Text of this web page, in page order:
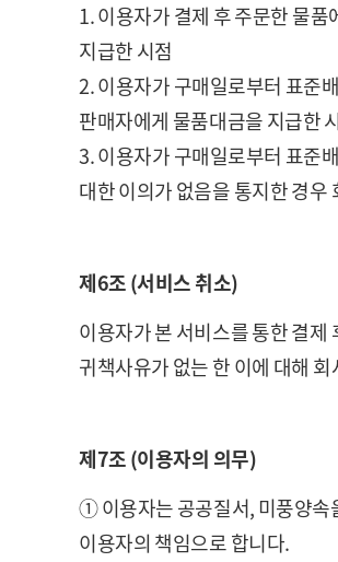
1. 이용자가 결제 후 주문한 물
지급한 시점
2. 이용자가 구매일로부터 표준
판매자에게 물품대금을 지급한
3. 이용자가 구매일로부터 표준
대한 이의가 없음을 통지한 경
제6조 (서비스 취소)
이용자가 본 서비스를 통한 결제
귀책사유가 없는 한 이에 대해
제7조 (이용자의 의무)
① 이용자는 공공질서, 미풍양속
이용자의 책임으로 합니다.